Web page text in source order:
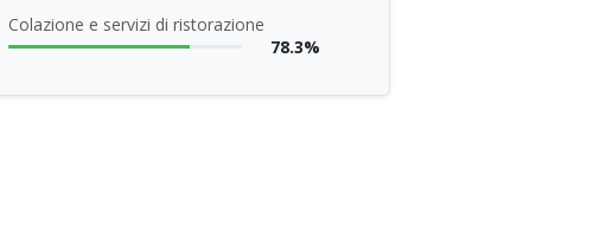
Colazione e servizi di ristorazione
78.3%